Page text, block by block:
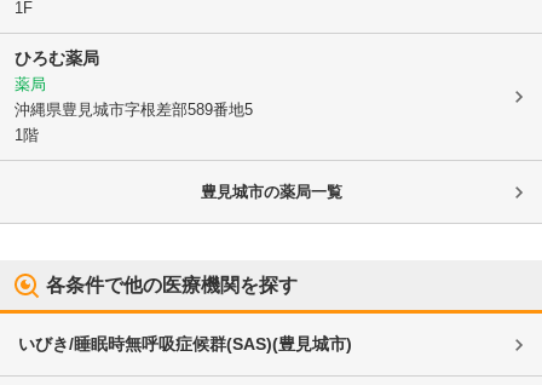
1F
ひろむ薬局
薬局
沖縄県豊見城市字根差部589番地5
1階
豊見城市の薬局一覧
各条件で他の医療機関を探す
いびき/睡眠時無呼吸症候群(SAS)(豊見城市)